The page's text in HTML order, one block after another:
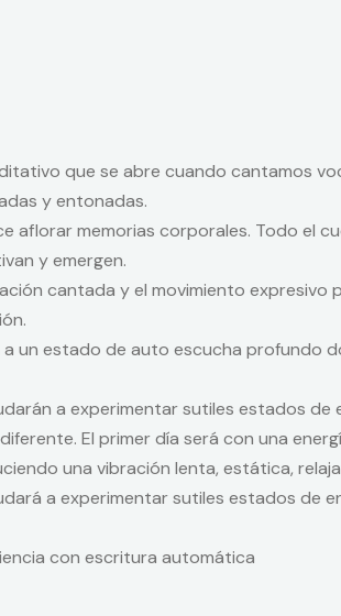
que se abre cuando cantamos
y entonadas.
aflorar memorias corporales. Todo el
y emergen.
cantada y el movimiento
un estado de auto escucha profundo
a experimentar sutiles estados de
El primer día será con una
una vibración lenta, estática,
a experimentar sutiles estados de
con escritura automática